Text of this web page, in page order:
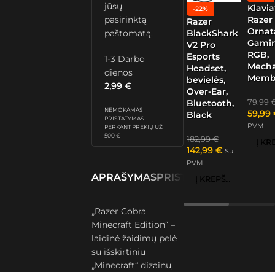
jūsų
pasirinktą
paštomatą.
1-3 Darbo
dienos
2,99€
NEMOKAMAS
PRISTATYMAS
PERKANT PREKIŲ UŽ
500 €
APRAŠYMASPRISTATYMAS IR
„Razer Cobra
Minecraft Edition“ –
laidinė žaidimų pelė
su išskirtiniu
„Minecraft“ dizainu,
-22%
Razer
BlackShark
V2 Pro
Esports
Headset,
bevielės,
Over-Ear,
Bluetooth,
Black
182,99€
142,99 € Su
PVM
Į KREPŠELĮ
Razer
RGB,
79,99
59,99
PVM